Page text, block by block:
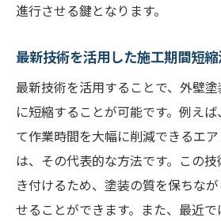
進行させる鍵となります。
最新技術を活用した施工期間短
最新技術を活用することで、外壁
に短縮することが可能です。例え
て作業時間を大幅に削減できるエ
は、その代表的な方法です。この
き付けるため、塗装の質を保ちな
せることができます。また、最近